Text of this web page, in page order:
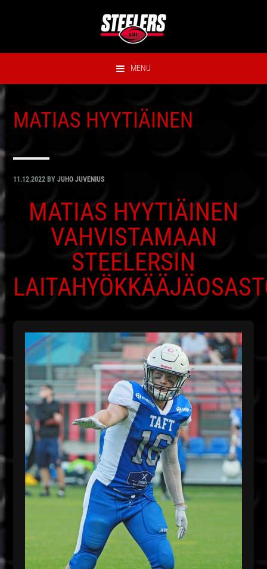
MENU
MATIAS HYYTIÄINEN
11.12.2022 BYJUHO JUVENIUS
MATIAS HYYTIÄINEN
VAHVISTAMAAN
STEELERSIN